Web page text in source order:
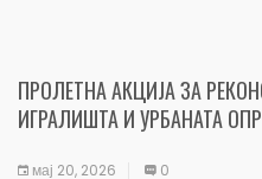
ПРОЛЕТНА АКЦИЈА ЗА
ИГРАЛИШТА И УРБАНАТА
мај 20, 2026 0